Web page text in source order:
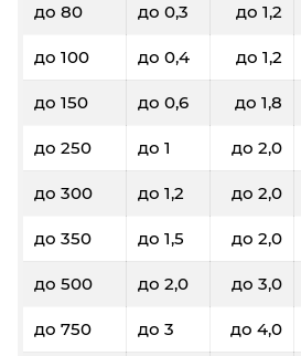
до 80 до 0,3 до 1,2
до 100 до 0,4 до 1,2
до 150 до 0,6 до 1,8
до 250 до 1 до 2,0
до 300 до 1,2 до 2,0
до 350 до 1,5 до 2,0
до 500 до 2,0 до 3,0
до 750 до 3 до 4,0